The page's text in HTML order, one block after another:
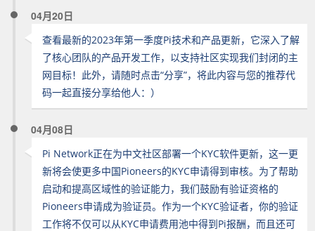
04月20日
查看最新的2023年第一季度Pi技术和产品更新，它深入了解
了核心团队的产品开发工作，以支持社区实现我们封闭的主
网目标！此外，请随时点击“分享”，将此内容与您的推荐代
码一起直接分享给他人：）
04月08日
Pi Network正在为中文社区部署一个KYC软件更新，这一更
新将会使更多中国Pioneers的KYC申请得到审核。为了帮助
启动和提高区域性的验证能力，我们鼓励有验证资格的
Pioneers申请成为验证员。作为一个KYC验证者，你的验证
工作将不仅可以从KYC申请费用池中得到Pi报酬，而且还可